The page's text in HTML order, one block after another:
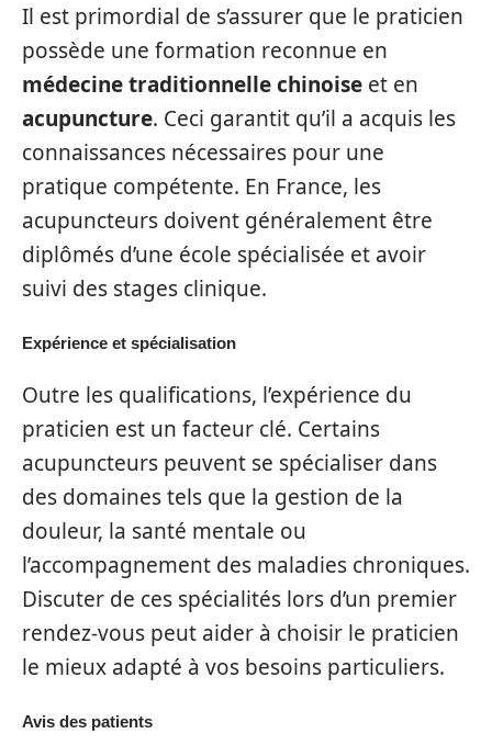
Il est primordial de s’assurer que le praticien
possède une formation reconnue en
médecine traditionnelle chinoise et en
acupuncture. Ceci garantit qu’il a acquis les
connaissances nécessaires pour une
pratique compétente. En France, les
acupuncteurs doivent généralement être
diplômés d’une école spécialisée et avoir
suivi des stages clinique.
Expérience et spécialisation
Outre les qualifications, l’expérience du
praticien est un facteur clé. Certains
acupuncteurs peuvent se spécialiser dans
des domaines tels que la gestion de la
douleur, la santé mentale ou
l’accompagnement des maladies chroniques.
Discuter de ces spécialités lors d’un premier
rendez-vous peut aider à choisir le praticien
le mieux adapté à vos besoins particuliers.
Avis des patients